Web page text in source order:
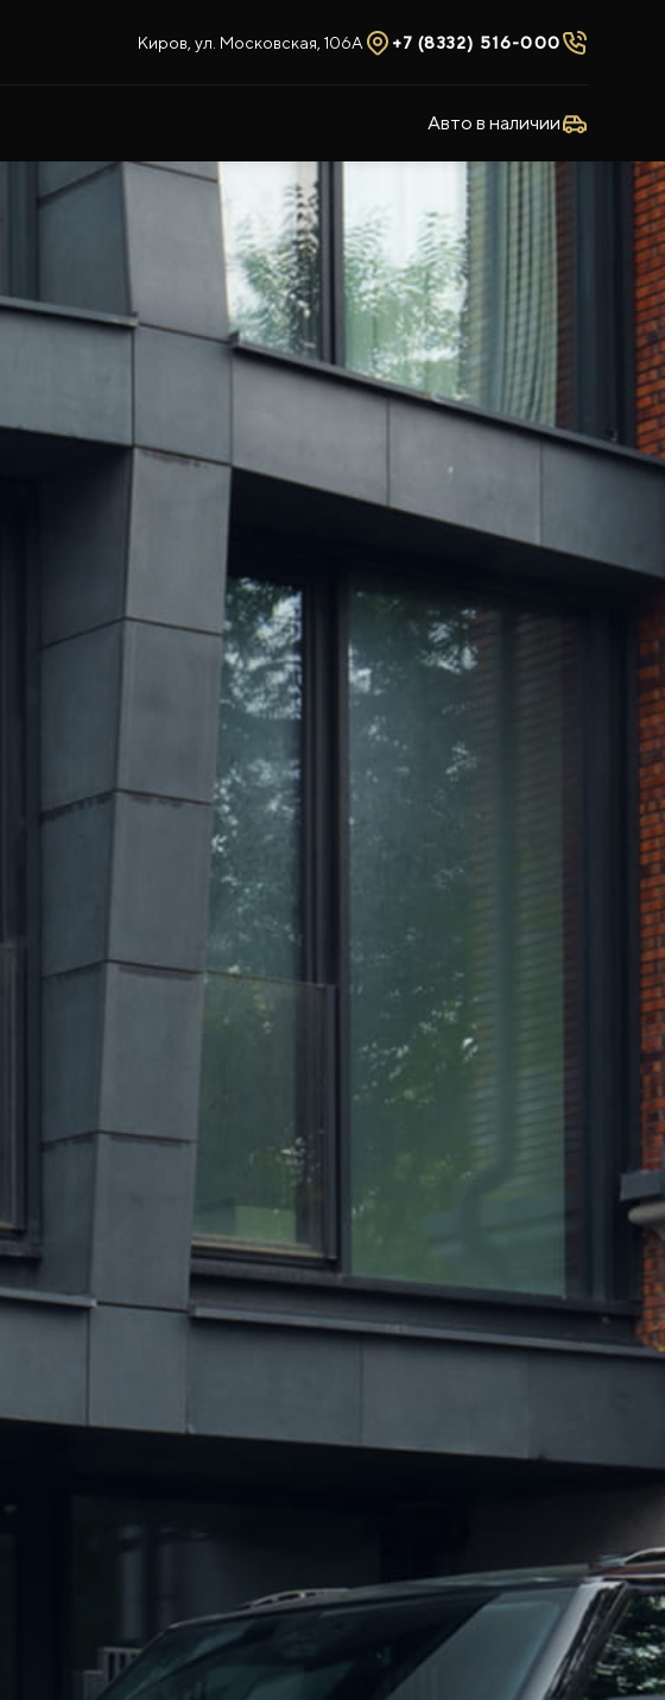
Киров, ул. Московская, 106А +7 (8332) 516-000
Авто в наличии